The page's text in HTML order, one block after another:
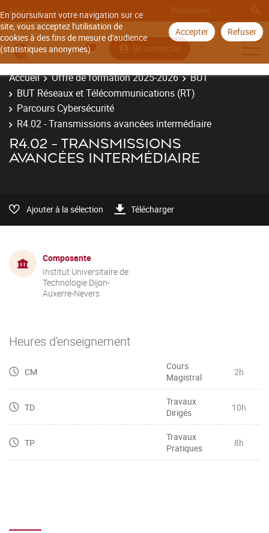
En poursuivant votre navigation sur ce
site, vous acceptez l'utilisation de
cookies à des fins de mesure d'audience
(statistiques anonymes).
Accepter Refuser
Aller à
Se connecter
Accueil Offre de formation 2025-2026
BUT
BUT Réseaux et Télécommunications (RT)
Parcours Cybersécurité
R4.02 - Transmissions avancées intermédiaire
R4.02 - TRANSMISSIONS
AVANCÉES INTERMÉDIAIRE
Ajouter à la sélection Télécharger
Composante
Institut Universitaire de
Technologie Dijon-
Auxerre-Nevers
Heures d'enseignement
CM
Cours
Magistral
2h
TD
Travaux
Dirigés
10h
TP
Travaux
Pratiques
8h